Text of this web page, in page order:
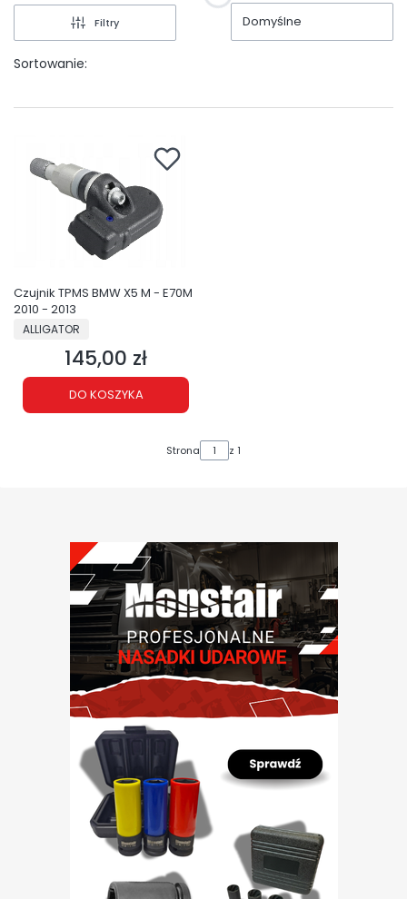
Filtry
Sortowanie:
Domyślne
Czujnik TPMS BMW X5 M - E70M
2010 - 2013
PRODUCENT
ALLIGATOR
Cena
145,00 zł
DO KOSZYKA
Strona z 1